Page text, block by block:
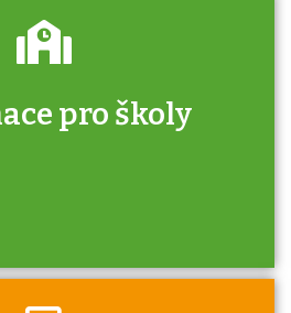
pro školy
ke zkoušce a kde